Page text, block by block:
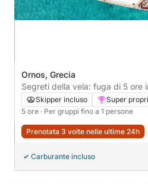
Ornos, Grecia
Segreti della vela: fuga di 5 ore
coste nascoste della Grecia
Skipper incluso Super
5 ore · Per gruppi fino a 1 persone
Prenotata 3 volte nelle ultime 24h
Carburante incluso